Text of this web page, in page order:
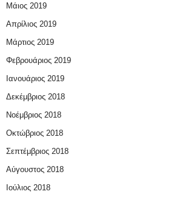
Μάιος 2019
Απρίλιος 2019
Μάρτιος 2019
Φεβρουάριος 2019
Ιανουάριος 2019
Δεκέμβριος 2018
Νοέμβριος 2018
Οκτώβριος 2018
Σεπτέμβριος 2018
Αύγουστος 2018
Ιούλιος 2018